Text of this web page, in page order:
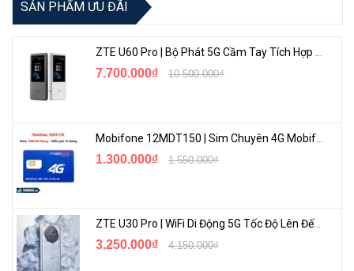
SẢN PHẨM ƯU ĐÃI
ZTE U60 Pro | Bộ Phát 5G Cầm Tay Tích Hợp Công Nghệ WiFi 7, Pin 10000mAh
7.700.000₫ 10.500.000₫
1.300.000₫ 1.550.000₫
ZTE U30 Pro | WiFi Di Động 5G Tốc Độ Lên Đến 500Mbps, Màn Hình Cảm Ứng
3.250.000₫ 4.150.000₫